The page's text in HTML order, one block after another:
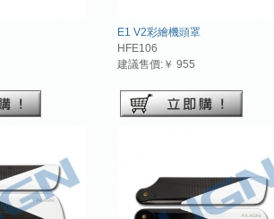
E1 V2彩繪機頭罩
HFE106
建議售價:￥ 955